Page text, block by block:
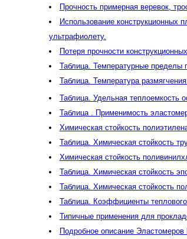
Прочность примерная веревок,
Использование конструкционных
ультрафиолету.
Потеря прочности
Таблица. Температурные пределы
Таблица. Температура
Таблица. Удельная теплоемкость
Таблица . Применимость
Химическая стойкость
Таблица. Химическая стойкость
Химическая стойкость
Таблица. Химическая стойкость
Таблица. Химическая стойкость
Таблица. Коэффициенты
Типичные применения для
Подробное описание